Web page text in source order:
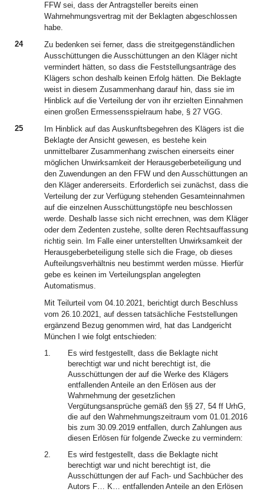
FFW sei, dass der Antragsteller bereits einen
Wahrnehmungsvertrag mit der Beklagten abgeschlossen
habe.
24
Zu bedenken sei ferner, dass die streitgegenständlichen
Ausschüttungen die Ausschüttungen an den Kläger nicht
vermindert hätten, so dass die Feststellungsanträge des
Klägers schon deshalb keinen Erfolg hätten. Die Beklagte
weist in diesem Zusammenhang darauf hin, dass sie im
Hinblick auf die Verteilung der von ihr erzielten Einnahmen
einen großen Ermessensspielraum habe, § 27 VGG.
25
Im Hinblick auf das Auskunftsbegehren des Klägers ist die
Beklagte der Ansicht gewesen, es bestehe kein
unmittelbarer Zusammenhang zwischen einerseits einer
möglichen Unwirksamkeit der Herausgeberbeteiligung und
den Zuwendungen an den FFW und den Ausschüttungen an
den Kläger andererseits. Erforderlich sei zunächst, dass die
Verteilung der zur Verfügung stehenden Gesamteinnahmen
auf die einzelnen Ausschüttungstöpfe neu beschlossen
werde. Deshalb lasse sich nicht errechnen, was dem Kläger
oder dem Zedenten zustehe, sollte deren Rechtsauffassung
richtig sein. Im Falle einer unterstellten Unwirksamkeit der
Herausgeberbeteiligung stelle sich die Frage, ob dieses
Aufteilungsverhältnis neu bestimmt werden müsse. Hierfür
gebe es keinen im Verteilungsplan angelegten
Automatismus.
Mit Teilurteil vom 04.10.2021, berichtigt durch Beschluss
vom 26.10.2021, auf dessen tatsächliche Feststellungen
ergänzend Bezug genommen wird, hat das Landgericht
München I wie folgt entschieden:
1.
Es wird festgestellt, dass die Beklagte nicht
berechtigt war und nicht berechtigt ist, die
Ausschüttungen der auf die Werke des Klägers
entfallenden Anteile an den Erlösen aus der
Wahrnehmung der gesetzlichen
Vergütungsansprüche gemäß den §§ 27, 54 ff UrhG,
die auf den Wahrnehmungszeitraum vom 01.01.2016
bis zum 30.09.2019 entfallen, durch Zahlungen aus
diesen Erlösen für folgende Zwecke zu vermindern:
2.
Es wird festgestellt, dass die Beklagte nicht
berechtigt war und nicht berechtigt ist, die
Ausschüttungen der auf Fach- und Sachbücher des
Autors F… K… entfallenden Anteile an den Erlösen